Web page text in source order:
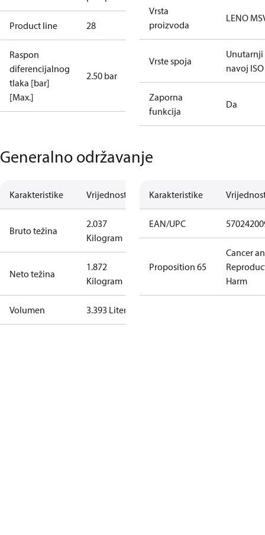
Product line 28
Raspon
diferencijalnog
tlaka [bar]
[Max.]
2.50 bar
Vrsta
proizvoda
LENO
Vrste spoja
Unutarnji
navoj
Zaporna
funkcija
Da
Generalno održavanje
Karakteristike Vrijednost
Bruto težina
2.037
Kilogram
Neto težina
1.872
Kilogram
Volumen 3.393 Liter
Karakteristike
EAN/UPC
Proposition 65
Cancer
Harm